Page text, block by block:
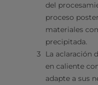
del
proceso
materiales
precipitada.
La aclaración
en caliente
adapte a sus